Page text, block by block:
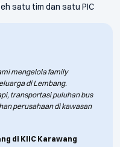
satu tim dan satu PIC
mengelola family
di Lembang.
transportasi puluhan bus
perusahaan di kawasan
di KIIC Karawang